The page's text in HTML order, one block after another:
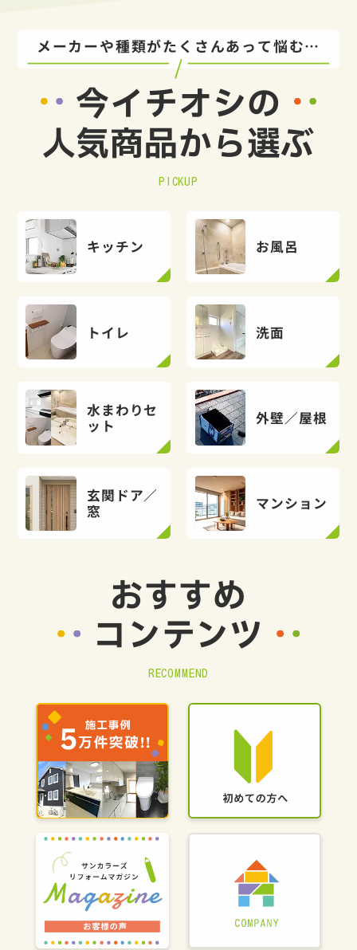
メーカーや種類がたくさんあって悩む…
今イチオシの
人気商品から選ぶ
PICKUP
キッチン お風呂
トイレ 洗面
水まわりセ
ット
外壁／屋根
玄関ドア／
窓
マンション
おすすめ
コンテンツ
RECOMMEND